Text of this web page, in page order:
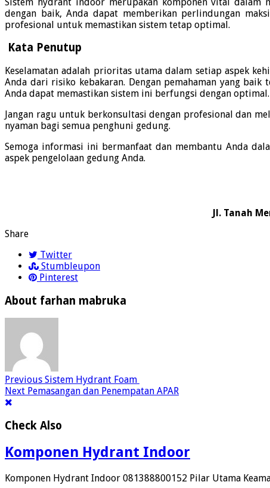
dengan baik, Anda dapat memberikan perlindungan
profesional untuk memastikan sistem tetap optimal.
Kata Penutup
Keselamatan adalah prioritas utama dalam setiap aspek
Anda dari risiko kebakaran. Dengan pemahaman yang baik
Anda dapat memastikan sistem ini berfungsi dengan optimal.
Jangan ragu untuk berkonsultasi dengan profesional dan
nyaman bagi semua penghuni gedung.
Semoga informasi ini bermanfaat dan membantu Anda
aspek pengelolaan gedung Anda.
Jl. Tanah
Share
Twitter
Stumbleupon
Pinterest
About farhan mabruka
Previous Sistem Hydrant Foam
Next Pemasangan dan Penempatan APAR
Check Also
Komponen Hydrant Indoor
Komponen Hydrant Indoor 081388800152 Pilar Utama